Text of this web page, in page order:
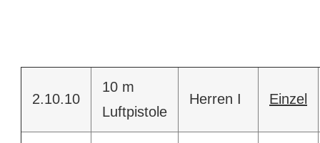
2.10.10
10 m
Luftpistole
Herren I Einzel